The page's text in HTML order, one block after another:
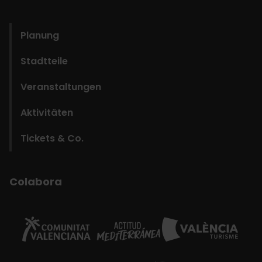
Planung
Stadtteile
Veranstaltungen
Aktivitäten
Tickets & Co.
Colabora